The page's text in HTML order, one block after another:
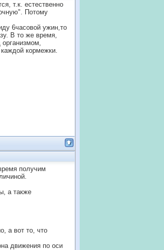
т.к. естественно
Потому
6часовой ужин,то
В то же время,
организмом,
кормежки.
получим
а также
а вот то, что
движения по оси